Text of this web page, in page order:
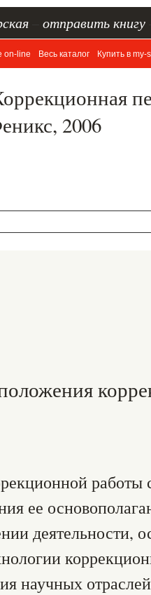
отправить книгу
on-line Весь каталог Купить в my-
2006
ее
деятельности,
научных